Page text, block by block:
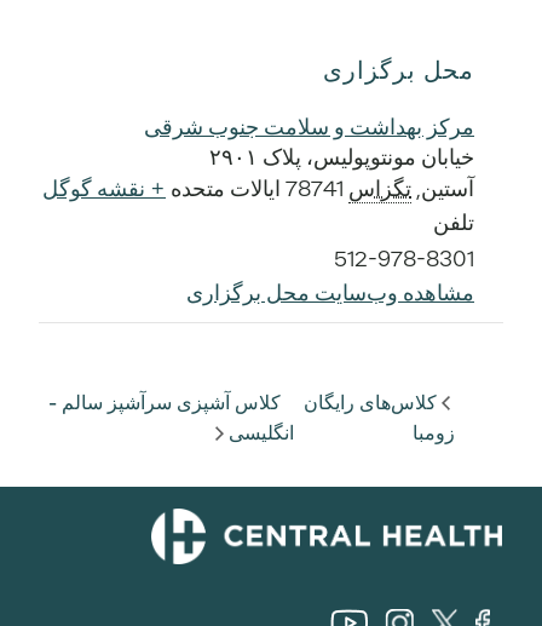
محل برگزاری
مرکز بهداشت و سلامت جنوب شرقی
خیابان مونتوپولیس، پلاک ۲۹۰۱
آستین, تگزاس 78741 ایالات متحده + نقشه گوگل
تلفن
512-978-8301
مشاهده وب‌سایت محل برگزاری
کلاس‌های رایگان
زومبا
کلاس آشپزی سرآشپز سالم -
انگلیسی